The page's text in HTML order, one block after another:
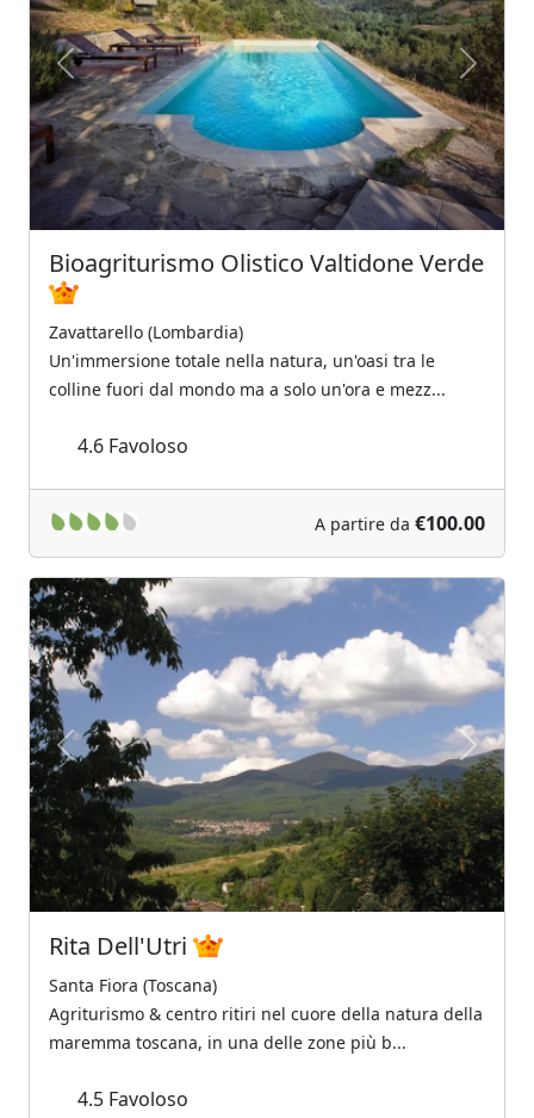
Previous Next
Bioagriturismo Olistico Valtidone Verde
Zavattarello (Lombardia)
Un'immersione totale nella natura, un'oasi tra le
colline fuori dal mondo ma a solo un'ora e mezz...
4.6 Favoloso
A partire da €100.00
Previous Next
Rita Dell'Utri
Santa Fiora (Toscana)
Agriturismo & centro ritiri nel cuore della natura della
maremma toscana, in una delle zone più b...
4.5 Favoloso